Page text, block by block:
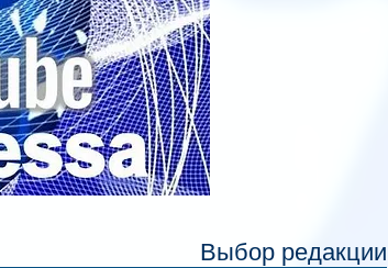
время сна или отдыха, создав ощуще
Выбор редакции